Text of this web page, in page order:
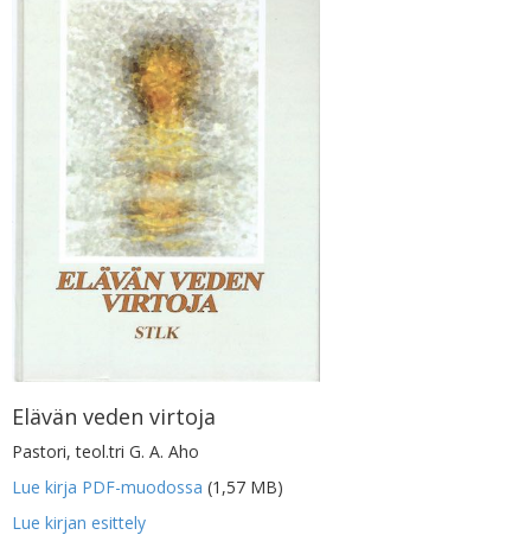
Elävän veden virtoja
Pastori, teol.tri G. A. Aho
Lue kirja PDF-muodossa (1,57 MB)